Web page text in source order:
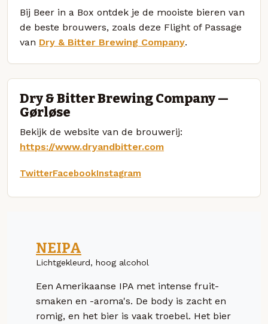
Bij Beer in a Box ontdek je de mooiste bieren van
de beste brouwers, zoals deze Flight of Passage
van Dry & Bitter Brewing Company.
Dry & Bitter Brewing Company —
Gørløse
Bekijk de website van de brouwerij:
https://www.dryandbitter.com
TwitterFacebookInstagram
NEIPA
Lichtgekleurd, hoog alcohol
Een Amerikaanse IPA met intense fruit-
smaken en -aroma's. De body is zacht en
romig, en het bier is vaak troebel. Het bier